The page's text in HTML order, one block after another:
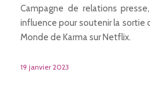
Campagne de relations
influence pour soutenir la sortie
Monde de Karma sur Netflix.
19 janvier 2023